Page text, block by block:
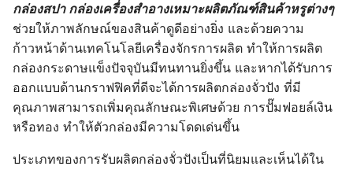
กล่องสปา กล่องเครื่องสำอางเหมาะผลิตภัณฑ์สินค้าหรูต่างๆ
ช่วยให้ภาพลักษณ์ของสินค้าดูดีอย่างยิ่ง และด้วยความ
ก้าวหน้าด้านเทคโนโลยีเครื่องจักรการผลิต ทำให้การผลิต
กล่องกระดาษแข็งปัจจุบันมีทนทานยิ่งขึ้น และหากได้รับการ
ออกแบบด้านกราฟฟิคที่ดีจะได้การผลิตกล่องจั่วปัง ที่มี
คุณภาพสามารถเพิ่มคุณลักษณะพิเศษด้วย การปั๊มฟอยล์เงิน
หรือทอง ทำให้ตัวกล่องมีความโดดเด่นขึ้น
ประเภทของการรับผลิตกล่องจั่วปังเป็นที่นิยมและเห็นได้ใน